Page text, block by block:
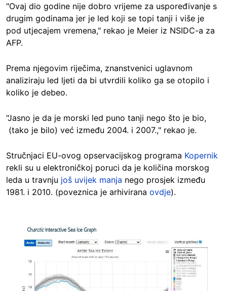
"Ovaj dio godine nije dobro vrijeme za uspoređivanje s
drugim godinama jer je led koji se topi tanji i više je
pod utjecajem vremena," rekao je Meier iz NSIDC-a za
AFP.
Prema njegovim riječima, znanstvenici uglavnom
analiziraju led ljeti da bi utvrdili koliko ga se otopilo i
koliko je debeo.
"Jasno je da je morski led puno tanji nego što je bio,
(tako je bilo) već između 2004. i 2007.," rekao je.
Stručnjaci EU-ovog opservacijskog programa Kopernik
rekli su u elektroničkoj poruci da je količina morskog
leda u travnju još uvijek manja nego prosjek između
1981. i 2010. (poveznica je arhivirana ovdje).
Image